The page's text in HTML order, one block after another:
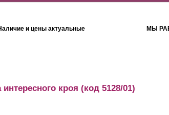
и цены актуальные МЫ
кроя (код 5128/01)